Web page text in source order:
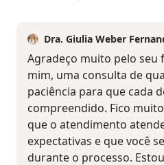
Dra. Giulia Weber
Agradeço muito pelo seu
mim, uma consulta de
paciência para que cada
compreendido. Fico
que o atendimento
expectativas e que você
durante o processo.